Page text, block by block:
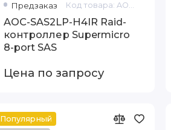
Предзаказ Код товара: AOC-SAS2LP-H4IR
AOC-SAS2LP-H4IR Raid-
контроллер Supermicro
8-port SAS
Цена по запросу
Популярный